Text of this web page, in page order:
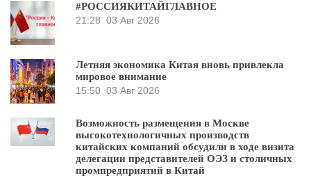
#РОССИЯКИТАЙГЛАВНОЕ
21:28 03 Авг 2026
Летняя экономика Китая вновь привлекла
мировое внимание
15:50 03 Авг 2026
Возможность размещения в Москве
высокотехнологичных производств
китайских компаний обсудили в ходе визита
делегации представителей ОЭЗ и столичных
промпредприятий в Китай